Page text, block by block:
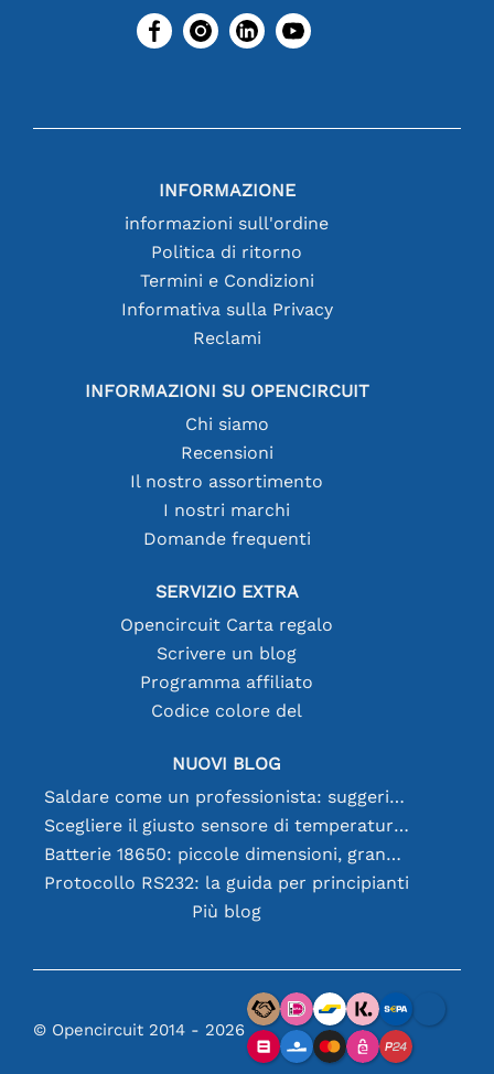
INFORMAZIONE
informazioni sull'ordine
Politica di ritorno
Termini e Condizioni
Informativa sulla Privacy
Reclami
INFORMAZIONI SU OPENCIRCUIT
Chi siamo
Recensioni
Il nostro assortimento
I nostri marchi
Domande frequenti
SERVIZIO EXTRA
Opencircuit Carta regalo
Scrivere un blog
Programma affiliato
Codice colore del
NUOVI BLOG
Saldare come un professionista: suggerimenti per connessioni elettroniche perfette
Scegliere il giusto sensore di temperatura [youtube]
Batterie 18650: piccole dimensioni, grandi prestazioni
Protocollo RS232: la guida per principianti
Più blog
© Opencircuit 2014 - 2026